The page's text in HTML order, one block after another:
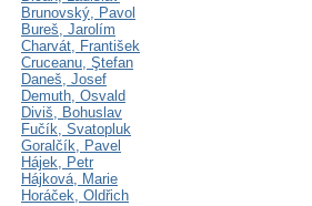
Brunovský, Pavol
Bureš, Jarolím
Charvát, František
Cruceanu, Ştefan
Daneš, Josef
Demuth, Osvald
Diviš, Bohuslav
Fučík, Svatopluk
Goralčík, Pavel
Hájek, Petr
Hájková, Marie
Horáček, Oldřich